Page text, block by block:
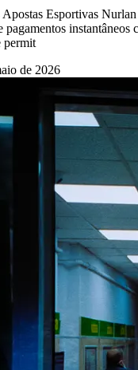
Esportivas
pagamentos instantâneos
permit
de 2026